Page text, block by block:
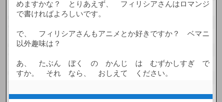
めますかな？ とりあえず、 フィリシアさんはロマンジ
で書ければよろしいです。
で、 フィリシアさんもアニメとか好きですか？ ベマニ
以外趣味は？
あ、 たぶん ぼく の かんじ は むずかしすぎ で
すか。 それ なら、 おしえて ください。